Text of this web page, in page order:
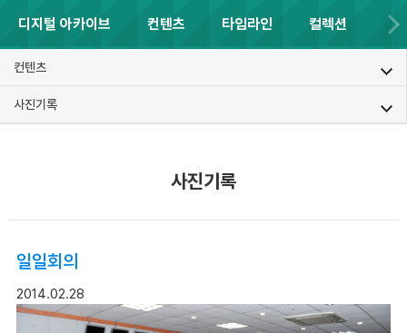
디지털 아카이브 컨텐츠 타임라인 컬렉션
컨텐츠
사진기록
사진기록
일일회의
2014.02.28